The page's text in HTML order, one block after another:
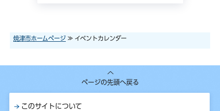
焼津市ホームページ ≫ イベントカレンダー
ページの先頭へ戻る
このサイトについて